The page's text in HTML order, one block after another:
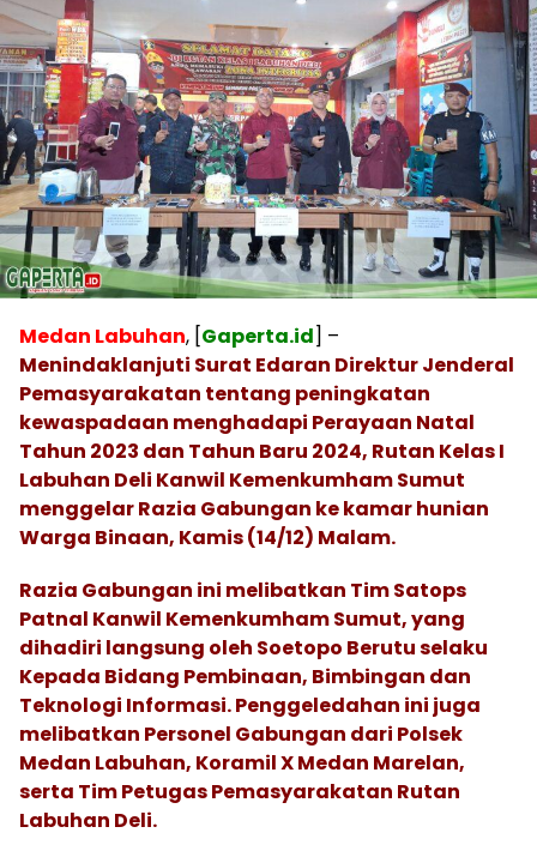
Medan Labuhan, [Gaperta.id] –
Menindaklanjuti Surat Edaran Direktur Jenderal
Pemasyarakatan tentang peningkatan
kewaspadaan menghadapi Perayaan Natal
Tahun 2023 dan Tahun Baru 2024, Rutan Kelas I
Labuhan Deli Kanwil Kemenkumham Sumut
menggelar Razia Gabungan ke kamar hunian
Warga Binaan, Kamis (14/12) Malam.
Razia Gabungan ini melibatkan Tim Satops
Patnal Kanwil Kemenkumham Sumut, yang
dihadiri langsung oleh Soetopo Berutu selaku
Kepada Bidang Pembinaan, Bimbingan dan
Teknologi Informasi. Penggeledahan ini juga
melibatkan Personel Gabungan dari Polsek
Medan Labuhan, Koramil X Medan Marelan,
serta Tim Petugas Pemasyarakatan Rutan
Labuhan Deli.